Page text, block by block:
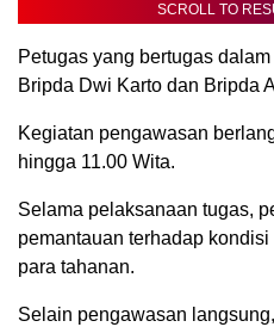
SCROLL TO
Petugas yang bertugas
Bripda Dwi Karto dan Bripda
Kegiatan pengawasan
hingga 11.00 Wita.
Selama pelaksanaan tugas,
pemantauan terhadap
para tahanan.
Selain pengawasan